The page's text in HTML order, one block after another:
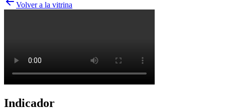
Volver a la vitrina
Indicador